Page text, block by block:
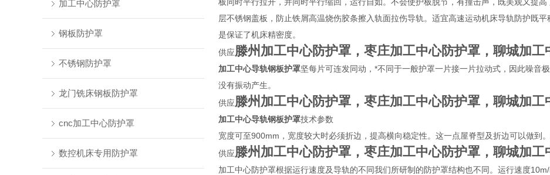
加工中心防护罩
钢板防护罩
不锈钢防护罩
龙门铣床钢板防护罩
cnc加工中心防护罩
数控机床专用防护罩
层不锈钢盖板，防止铁屑高温烧伤胶条擦入轨面拉伤导轨。适宜高速运动机床导轨防护既
是保证了机床精密度。
供应滕州加工中心防护罩，枣庄加工中心防护罩，聊城加工
加工中心导轨钢板护罩坚每片可连发同动，*不同于一般护罩一片接一片拉动式，因此噪音
没有振动产生。
供应滕州加工中心防护罩，枣庄加工中心防护罩，聊城加工
加工中心导轨钢板护罩技术参数
宽度可至900mm，宽度较大时必须折边，提高横向稳定性。这一点屋脊型及折边可以做到
供应滕州加工中心防护罩，枣庄加工中心防护罩，聊城加工
加工中心防护罩根据运行速度及导轨的不同我们所研制的防护罩结构也不同。运行速度